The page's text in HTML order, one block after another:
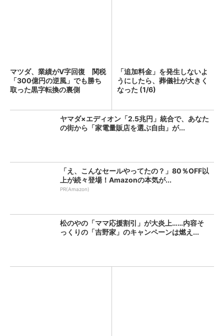
マツダ、業績がV字回復 関税
「300億円の逆風」でも勝ち
取った黒字転換の裏側
「追加料金」を発生しないよ
うにしたら、葬儀社が大きく
なった (1/6)
ヤマダ×エディオン「2.5兆円」統合で、あなた
の街から「家電量販店を選ぶ自由」が...
「え、こんなセールやってたの？」80％OFF以
上が続々登場！Amazonの本気が...
PR(Amazon)
松のやの「ママ応援割引」が大炎上……内容そ
っくりの「吉野家」のキャンペーンは燃え...